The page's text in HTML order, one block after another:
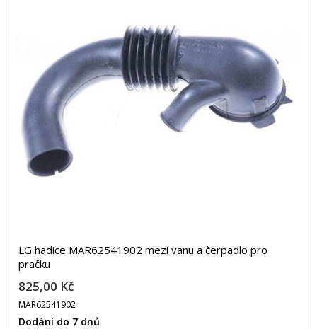
LG hadice MAR62541902 mezi vanu a čerpadlo pro
pračku
825,00 Kč
MAR62541902
Dodání do 7 dnů